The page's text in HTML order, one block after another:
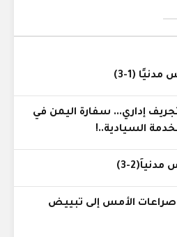
(1-3)
إداري... سفارة اليمن في
السيادية..!
3)
الأمس إلى تبييض